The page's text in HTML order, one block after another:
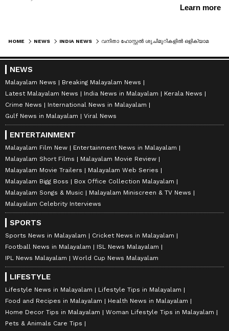
HOME NEWS INDIA NEWS വനിതാ ഹോസ്റ്റൽ ശുചിമുറികളിൽ ഒളിക്യാമറകൾ കണ്ടെത്തി, പിന്നിൽ സീനിയർ വിദ്യാർഥി, പിടികൂടിയത് 300ഓളം വീഡിയോ
NEWS
Malayalam News
Breaking Malayalam News
Latest Malayalam News
India News in Malayalam
Kerala News
Crime News
International News in Malayalam
Gulf News in Malayalam
Viral News
ENTERTAINMENT
Malayalam Film New
Entertainment News in Malayalam
Malayalam Short Films
Malayalam Movie Review
Malayalam Movie Trailers
Malayalam Web Series
Malayalam Bigg Boss
Box Office Collection Malayalam
Malayalam Songs & Music
Malayalam Miniscreen & TV News
Malayalam Celebrity Interviews
SPORTS
Sports News in Malayalam
Cricket News in Malayalam
Football News in Malayalam
ISL News Malayalam
IPL News Malayalam
World Cup News Malayalam
LIFESTYLE
Lifestyle News in Malayalam
Lifestyle Tips in Malayalam
Food and Recipes in Malayalam
Health News in Malayalam
Home Decor Tips in Malayalam
Woman Lifestyle Tips in Malayalam
Pets & Animals Care Tips